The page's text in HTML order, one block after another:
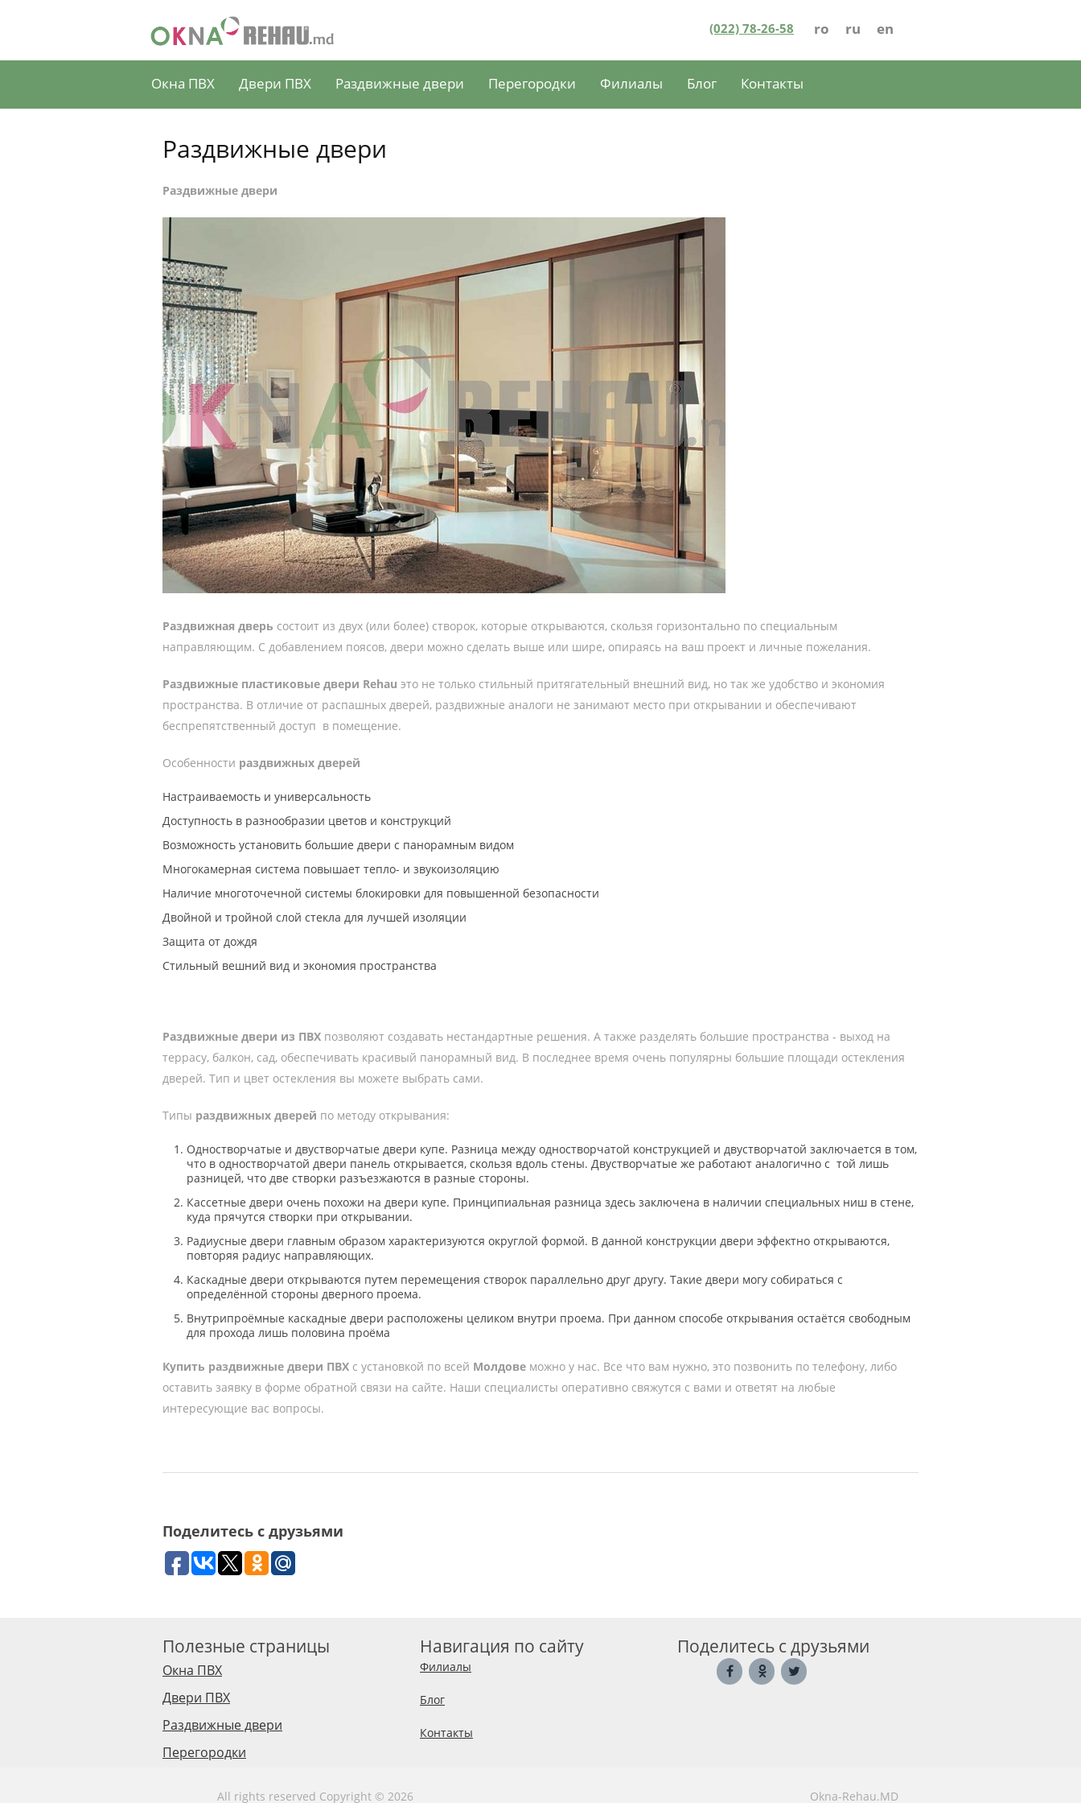
(022) 78-26-58 ro ru en
Окна ПВХ Двери ПВХ Раздвижные двери Перегородки Филиалы Блог Контакты
Раздвижные двери
Раздвижные двери
Раздвижная дверь состоит из двух (или более) створок, которые открываются, скользя горизонтально по специальным
направляющим. С добавлением поясов, двери можно сделать выше или шире, опираясь на ваш проект и личные пожелания.
Раздвижные пластиковые двери Rehau это не только стильный притягательный внешний вид, но так же удобство и экономия
пространства. В отличие от распашных дверей, раздвижные аналоги не занимают место при открывании и обеспечивают
беспрепятственный доступ в помещение.
Особенности раздвижных дверей
Настраиваемость и универсальность
Доступность в разнообразии цветов и конструкций
Возможность установить большие двери с панорамным видом
Многокамерная система повышает тепло- и звукоизоляцию
Наличие многоточечной системы блокировки для повышенной безопасности
Двойной и тройной слой стекла для лучшей изоляции
Защита от дождя
Стильный вешний вид и экономия пространства
Раздвижные двери из ПВХ позволяют создавать нестандартные решения. А также разделять большие пространства - выход на
террасу, балкон, сад, обеспечивать красивый панорамный вид. В последнее время очень популярны большие площади остекления
дверей. Тип и цвет остекления вы можете выбрать сами.
Типы раздвижных дверей по методу открывания:
Одностворчатые и двустворчатые двери купе. Разница между одностворчатой конструкцией и двустворчатой заключается в том,
что в одностворчатой двери панель открывается, скользя вдоль стены. Двустворчатые же работают аналогично с той лишь
разницей, что две створки разъезжаются в разные стороны.
Кассетные двери очень похожи на двери купе. Принципиальная разница здесь заключена в наличии специальных ниш в стене,
куда прячутся створки при открывании.
Радиусные двери главным образом характеризуются округлой формой. В данной конструкции двери эффектно открываются,
повторяя радиус направляющих.
Каскадные двери открываются путем перемещения створок параллельно друг другу. Такие двери могу собираться с
определённой стороны дверного проема.
Внутрипроёмные каскадные двери расположены целиком внутри проема. При данном способе открывания остаётся свободным
для прохода лишь половина проёма
Купить раздвижные двери ПВХ с установкой по всей Молдове можно у нас. Все что вам нужно, это позвонить по телефону, либо
оставить заявку в форме обратной связи на сайте. Наши специалисты оперативно свяжутся с вами и ответят на любые
интересующие вас вопросы.
Поделитесь с друзьями
Полезные страницы
Окна ПВХ
Двери ПВХ
Раздвижные двери
Перегородки
Навигация по сайту
Филиалы
Блог
Контакты
Поделитесь с друзьями
All rights reserved Copyright © 2026 Okna-Rehau.MD